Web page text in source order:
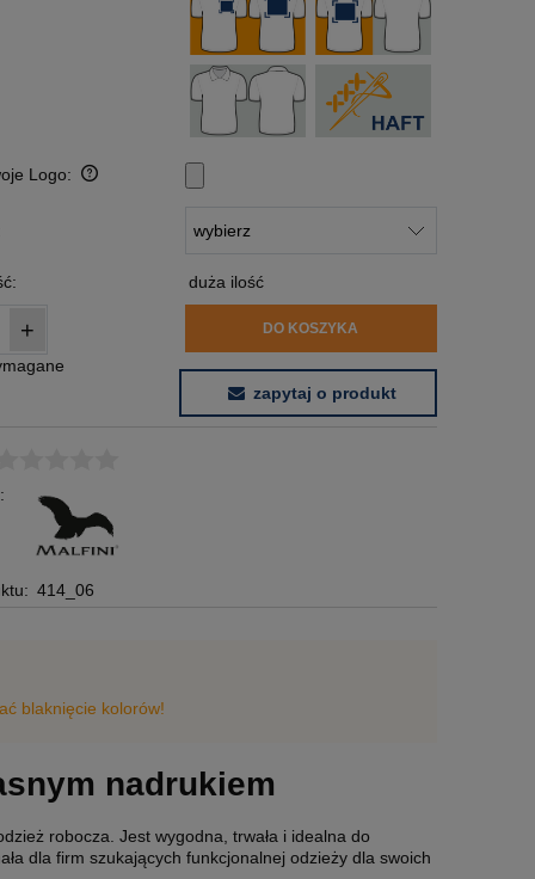
Logo:
duża ilość
+ DO KOSZYKA
zapytaj o produkt
414_06
blaknięcie kolorów!
nadrukiem
robocza. Jest wygodna, trwała i idealna do
dla firm szukających funkcjonalnej odzieży dla swoich